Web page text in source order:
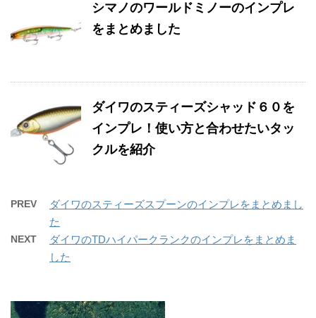
シマノのワールドミノーのインプレ
をまとめました
ダイワのスティーズシャッド６０を
インプレ！使い方と合わせたいタッ
クルを紹介
PREV
ダイワのスティーズスプーンのインプレをまとめまし
た
NEXT
ダイワのTDハイパークランクのインプレをまとめま
した